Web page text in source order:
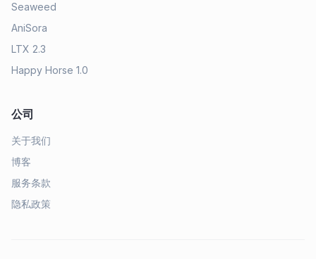
Seaweed
AniSora
LTX 2.3
Happy Horse 1.0
公司
关于我们
博客
服务条款
隐私政策